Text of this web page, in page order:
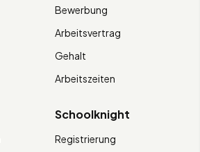
Bewerbung
Arbeitsvertrag
Gehalt
Arbeitszeiten
Schoolknight
Registrierung